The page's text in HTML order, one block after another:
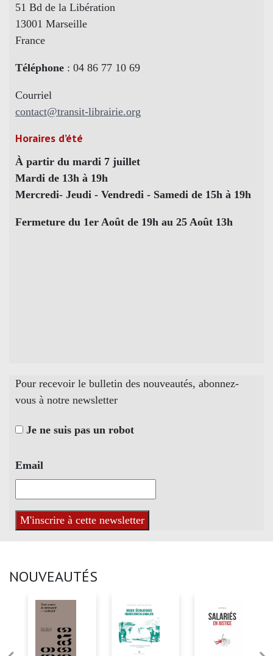
51 Bd de la Libération
13001 Marseille
France
Téléphone : 04 86 77 10 69
Courriel
contact@transit-librairie.org
Horaires d’été
À partir du mardi 7 juillet
Mardi de 13h à 19h
Mercredi- Jeudi - Vendredi - Samedi de 15h à 19h
Fermeture du 1er Août de 19h au 25 Août 13h
Pour recevoir le bulletin des nouveautés, abonnez-
vous à notre newsletter
Je ne suis pas un robot
Email
NOUVEAUTÉS